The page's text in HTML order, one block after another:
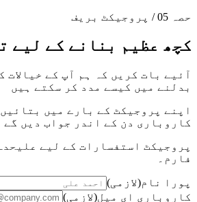
حصہ 05 / پروجیکٹ بریف
کچھ عظیم بنانے کے لیے
آئیے بات کریں کہ ہم آپ کے خیالات
بدلنے میں کیسے مدد کر سکتے ہیں
اپنے پروجیکٹ کے بارے میں
کاروباری دن کے اندر جواب دیں گے
پروجیکٹ استفسارات کے لیے
فارم۔
پورا نام(لازمی)
کاروباری ای میل(لازمی)